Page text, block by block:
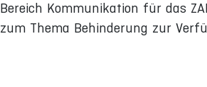
Bereich Kommunikation für das
zum Thema Behinderung zur